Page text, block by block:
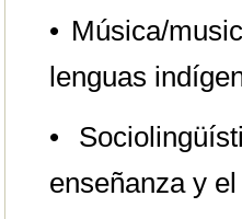
• Música/
lenguas
•
enseñanza y